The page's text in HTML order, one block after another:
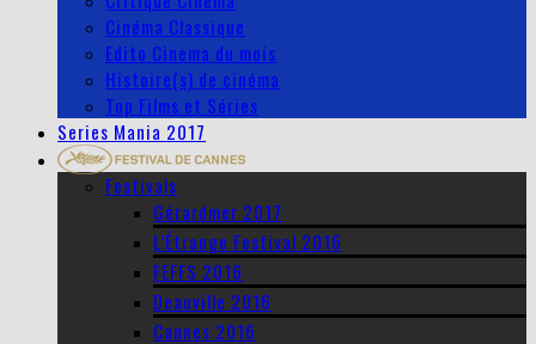
Cinéma Classique
Edito Cinema du mois
Histoire(s) de cinéma
Top Films et Séries
Series Mania 2017
Festivals
Gérardmer 2017
L’Étrange Festival 2016
FEFFS 2016
Deauville 2016
Cannes 2016